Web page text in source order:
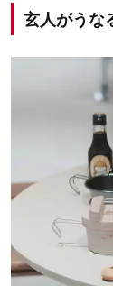
玄人がうな